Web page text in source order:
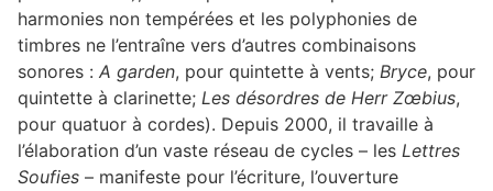
harmonies non tempérées et les polyphonies de
timbres ne l’entraîne vers d’autres combinaisons
sonores : A garden, pour quintette à vents; Bryce, pour
quintette à clarinette; Les désordres de Herr Zœbius,
pour quatuor à cordes). Depuis 2000, il travaille à
l’élaboration d’un vaste réseau de cycles – les Lettres
Soufies – manifeste pour l’écriture, l’ouverture